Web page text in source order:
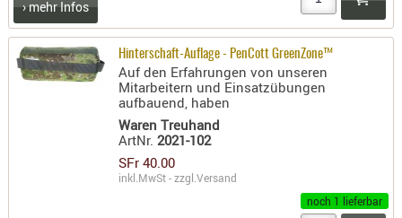
REINIGER
› mehr Infos
Hinterschaft-Auflage - PenCott GreenZone™
Auf den Erfahrungen von unseren
Mitarbeitern und Einsatzübungen
aufbauend, haben
Waren Treuhand
ArtNr.2021-102
SFr 40.00
inkl.MwSt - zzgl.Versand
noch 1 lieferbar